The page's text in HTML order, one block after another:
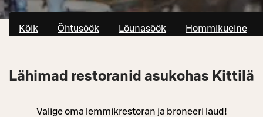
Kõik Õhtusöök Lõunasöök Hommikueine
Lähimad restoranid asukohas Kittilä
Valige oma lemmikrestoran ja broneeri laud!